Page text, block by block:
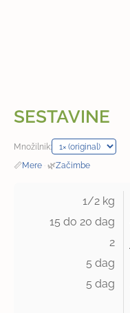
SESTAVINE
Množilnik:
📏Mere · 🌿Začimbe
1/2 kg
15 do 20 dag
2
5 dag
5 dag